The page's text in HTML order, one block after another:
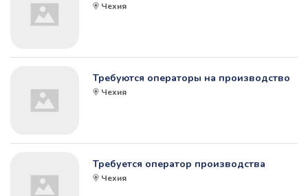
Чехия
Требуются операторы на производство
Чехия
Требуется оператор производства
Чехия